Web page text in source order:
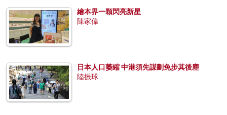
繪本界一顆閃亮新星
陳家偉
日本人口萎縮 中港須先謀劃免步其後塵
陸振球